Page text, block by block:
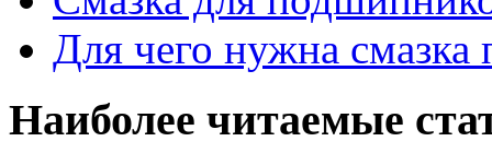
Для чего нужна
Наиболее читаемые